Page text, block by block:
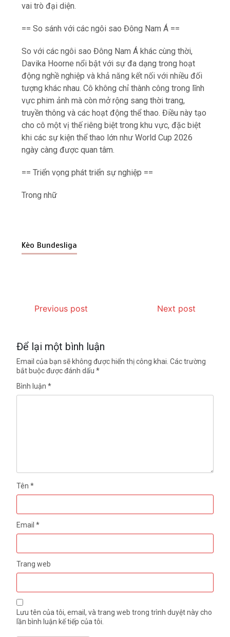
vai trò đại diện.
== So sánh với các ngôi sao Đông Nam Á ==
So với các ngôi sao Đông Nam Á khác cùng thời,
Davika Hoorne nổi bật với sự đa dạng trong hoạt
động nghề nghiệp và khả năng kết nối với nhiều đối
tượng khác nhau. Cô không chỉ thành công trong lĩnh
vực phim ảnh mà còn mở rộng sang thời trang,
truyền thông và các hoạt động thể thao. Điều này tạo
cho cô một vị thế riêng biệt trong khu vực, đặc biệt
khi các sự kiện thể thao lớn như World Cup 2026
ngày càng được quan tâm.
== Triển vọng phát triển sự nghiệp ==
Trong nhữ
Kèo Bundesliga
Previous post Next post
Để lại một bình luận
Email của bạn sẽ không được hiển thị công khai. Các trường
bắt buộc được đánh dấu*
Bình luận*
Tên*
Email*
Trang web
Lưu tên của tôi, email, và trang web trong trình duyệt này cho
lần bình luận kế tiếp của tôi.